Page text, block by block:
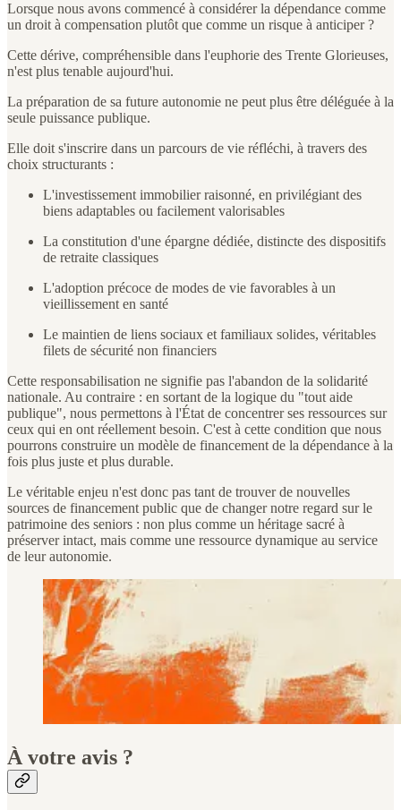
Lorsque nous avons commencé à considérer la dépendance comme
un droit à compensation plutôt que comme un risque à anticiper ?
Cette dérive, compréhensible dans l'euphorie des Trente Glorieuses,
n'est plus tenable aujourd'hui.
La préparation de sa future autonomie ne peut plus être déléguée à la
seule puissance publique.
Elle doit s'inscrire dans un parcours de vie réfléchi, à travers des
choix structurants :
L'investissement immobilier raisonné, en privilégiant des
biens adaptables ou facilement valorisables
La constitution d'une épargne dédiée, distincte des dispositifs
de retraite classiques
L'adoption précoce de modes de vie favorables à un
vieillissement en santé
Le maintien de liens sociaux et familiaux solides, véritables
filets de sécurité non financiers
Cette responsabilisation ne signifie pas l'abandon de la solidarité
nationale. Au contraire : en sortant de la logique du "tout aide
publique", nous permettons à l'État de concentrer ses ressources sur
ceux qui en ont réellement besoin. C'est à cette condition que nous
pourrons construire un modèle de financement de la dépendance à la
fois plus juste et plus durable.
Le véritable enjeu n'est donc pas tant de trouver de nouvelles
sources de financement public que de changer notre regard sur le
patrimoine des seniors : non plus comme un héritage sacré à
préserver intact, mais comme une ressource dynamique au service
de leur autonomie.
À votre avis ?